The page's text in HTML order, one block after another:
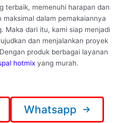
terbaik, memenuhi harapan dan
maksimal dalam pemakaiannya
Maka dari itu, kami siap menjadi
dan menjalankan proyek
produk berbagai layanan
hotmix yang murah.
Whatsapp